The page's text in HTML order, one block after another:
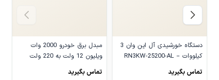
دستگاه خورشیدی آل این وان 3
کیلووات – RN3KW-25200-AL
تماس بگیرید
مبدل برق خودرو 2000 وات
ویلیون 12 ولت به 220 ولت
مدل We-2000LCD
تماس بگیرید